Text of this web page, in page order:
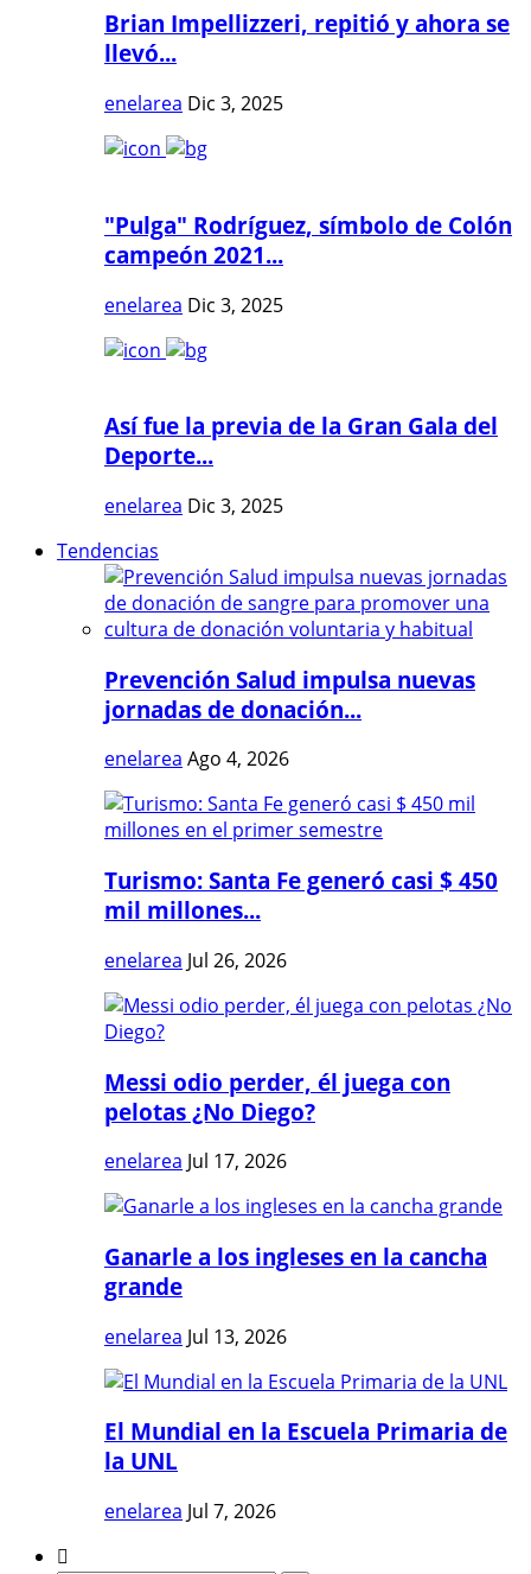
Brian Impellizzeri, repitió y ahora se
llevó...
enelarea Dic 3, 2025
"Pulga" Rodríguez, símbolo de Colón
campeón 2021...
enelarea Dic 3, 2025
Así fue la previa de la Gran Gala del
Deporte...
enelarea Dic 3, 2025
Tendencias
Prevención Salud impulsa nuevas
jornadas de donación...
enelarea Ago 4, 2026
Turismo: Santa Fe generó casi $ 450
mil millones...
enelarea Jul 26, 2026
Messi odio perder, él juega con
pelotas ¿No Diego?
enelarea Jul 17, 2026
Ganarle a los ingleses en la cancha
grande
enelarea Jul 13, 2026
El Mundial en la Escuela Primaria de
la UNL
enelarea Jul 7, 2026